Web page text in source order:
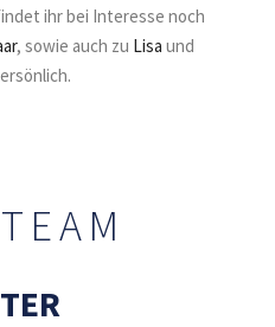
ihr bei Interesse noch
, sowie auch zu Lisa und